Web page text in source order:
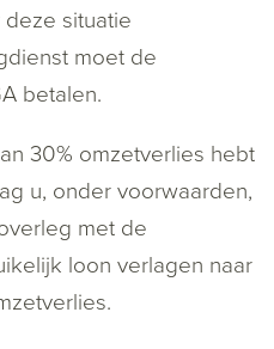
situatie
moet de
betalen.
30% omzetverlies hebt
u, onder voorwaarden,
met de
loon verlagen naar